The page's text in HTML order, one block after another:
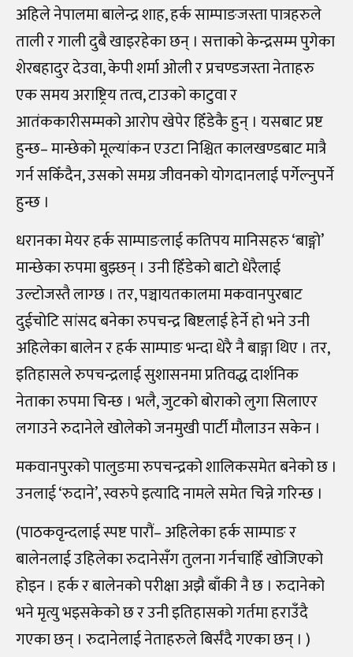
अहिले नेपालमा बालेन्द्र शाह, हर्क साम्पाङजस्ता पात्रहरुले
ताली र गाली दुबै खाइरहेका छन् । सत्ताको केन्द्रसम्म पुगेका
शेरबहादुर देउवा, केपी शर्मा ओली र प्रचण्डजस्ता नेताहरु
एक समय अराष्ट्रिय तत्व, टाउको काटुवा र
आतंककारीसम्मको आरोप खेपेर हिँडेकै हुन् । यसबाट प्रष्ट
हुन्छ– मान्छेको मूल्यांकन एउटा निश्चित कालखण्डबाट मात्रै
गर्न सकिँदैन, उसको समग्र जीवनको योगदानलाई पर्गेल्नुपर्ने
हुन्छ ।
धरानका मेयर हर्क साम्पाङलाई कतिपय मानिसहरु ‘बाङ्गो’
मान्छेका रुपमा बुझ्छन् । उनी हिँडेको बाटो धेरैलाई
उल्टोजस्तै लाग्छ । तर, पञ्चायतकालमा मकवानपुरबाट
दुईचोटि सांसद बनेका रुपचन्द्र बिष्टलाई हेर्ने हो भने उनी
अहिलेका बालेन र हर्क साम्पाङ भन्दा धेरै नै बाङ्गा थिए । तर,
इतिहासले रुपचन्द्रलाई सुशासनमा प्रतिवद्ध दार्शनिक
नेताका रुपमा चिन्छ । भलै, जुटको बोराको लुगा सिलाएर
लगाउने रुदानेले खोलेको जनमुखी पार्टी मौलाउन सकेन ।
मकवानपुरको पालुङमा रुपचन्द्रको शालिकसमेत बनेको छ ।
उनलाई ‘रुदाने’, स्वरुपे इत्यादि नामले समेत चिन्ने गरिन्छ ।
(पाठकवृन्दलाई स्पष्ट पारौं– अहिलेका हर्क साम्पाङ र
बालेनलाई उहिलेका रुदानेसँग तुलना गर्नचाहिँ खोजिएको
होइन । हर्क र बालेनको परीक्षा अझै बाँकी नै छ । रुदानेको
भने मृत्यु भइसकेको छ र उनी इतिहासको गर्तमा हराउँदै
गएका छन् । रुदानेलाई नेताहरुले बिर्संदै गएका छन् । )